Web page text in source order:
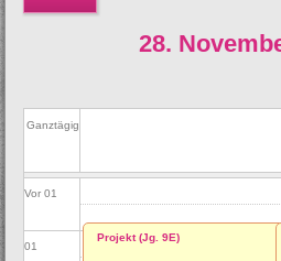
28.
Ganztägig
Vor 01
01
Projekt (Jg. 9E)